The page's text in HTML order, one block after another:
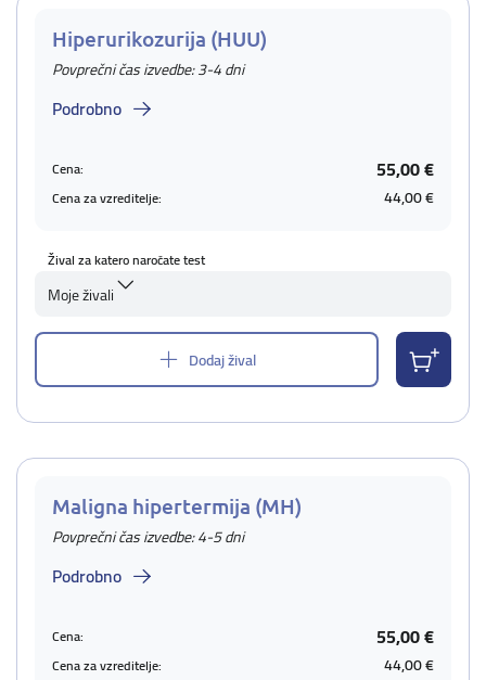
Hiperurikozurija (HUU)
Povprečni čas izvedbe: 3-4 dni
Podrobno
Cena: 55,00 €
Cena za vzreditelje: 44,00 €
Žival za katero naročate test
Moje živali
Dodaj žival
Maligna hipertermija (MH)
Povprečni čas izvedbe: 4-5 dni
Podrobno
Cena: 55,00 €
Cena za vzreditelje: 44,00 €